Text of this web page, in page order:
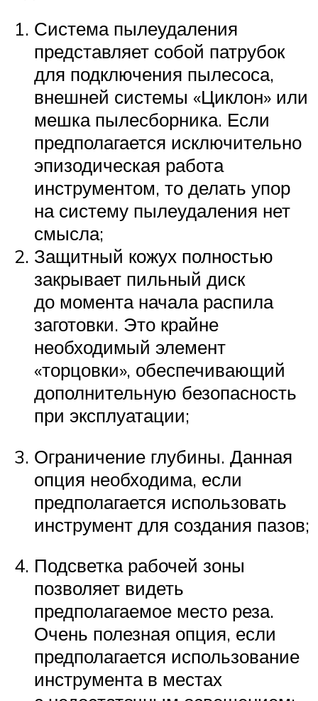
Система пылеудаления
представляет собой патрубок
для подключения пылесоса,
внешней системы «Циклон» или
мешка пылесборника. Если
предполагается исключительно
эпизодическая работа
инструментом, то делать упор
на систему пылеудаления нет
смысла;
Защитный кожух полностью
закрывает пильный диск
до момента начала распила
заготовки. Это крайне
необходимый элемент
«торцовки», обеспечивающий
дополнительную безопасность
при эксплуатации;
Ограничение глубины. Данная
опция необходима, если
предполагается использовать
инструмент для создания пазов;
Подсветка рабочей зоны
позволяет видеть
предполагаемое место реза.
Очень полезная опция, если
предполагается использование
инструмента в местах